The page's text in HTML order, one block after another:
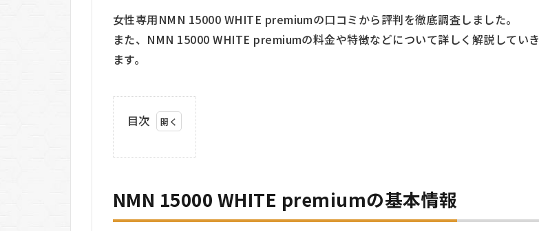
女性専用NMN 15000 WHITE premiumの口コミから評判を徹底調査しました。
また、NMN 15000 WHITE premiumの料金や特徴などについて詳しく解説していき
ます。
目次
15000
の基本情
NMN 15000 WHITE premiumの基本情報